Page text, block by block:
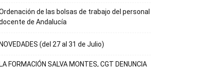
de las bolsas de trabajo del personal
de Andalucía
(del 27 al 31 de Julio)
FORMACIÓN SALVA MONTES, CGT DENUNCIA